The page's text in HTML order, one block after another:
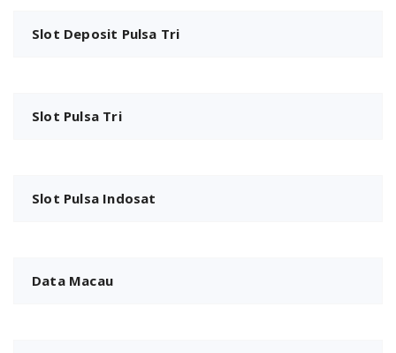
Slot Deposit Pulsa Tri
Slot Pulsa Tri
Slot Pulsa Indosat
Data Macau